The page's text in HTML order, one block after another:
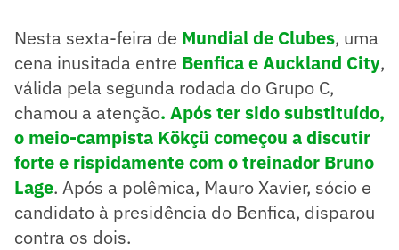
Nesta sexta-feira de Mundial de Clubes, uma
cena inusitada entre Benfica e Auckland City,
válida pela segunda rodada do Grupo C,
chamou a atenção. Após ter sido substituído,
o meio-campista Kökçü começou a discutir
forte e rispidamente com o treinador Bruno
Lage. Após a polêmica, Mauro Xavier, sócio e
candidato à presidência do Benfica, disparou
contra os dois.